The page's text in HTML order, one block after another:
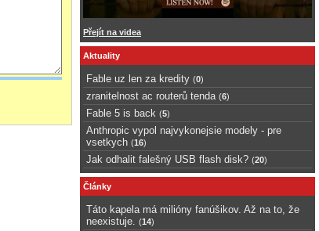
Přejít na videa
Aktuality
Fable uz len za kredity (0)
zranitelnost ac routerů tenda (6)
Fable 5 is back (5)
Anthropic vypol najvykonejsie modely - pre
vsetkych (16)
Jak odhalit falešný USB flash disk? (20)
Články
Táto kapela má milióny fanúšikov. Až na to, že
neexistuje.
(14)